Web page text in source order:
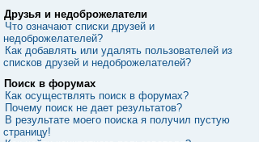
Друзья и недоброжелатели
Что означают списки друзей и
недоброжелателей?
Как добавлять или удалять пользователей из
списков друзей и недоброжелателей?
Поиск в форумах
Как осуществлять поиск в форумах?
Почему поиск не дает результатов?
В результате моего поиска я получил пустую
страницу!